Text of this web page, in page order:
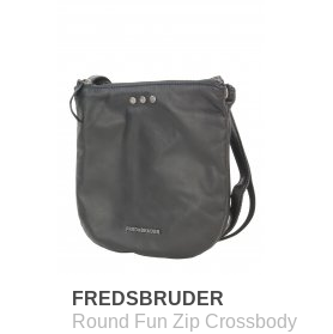
FREDSBRUDER
Round Fun Zip Crossbody